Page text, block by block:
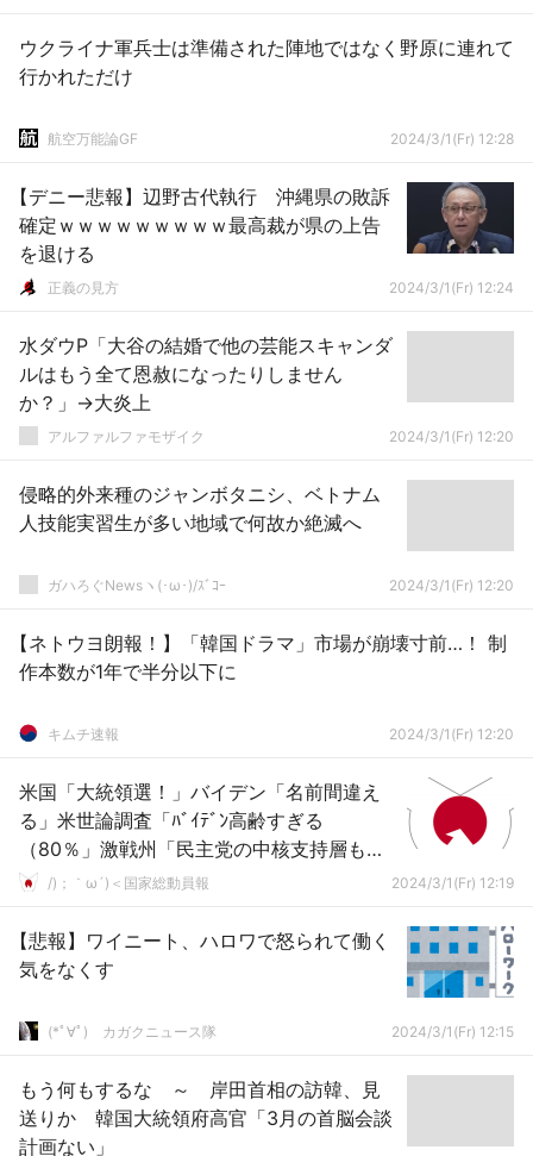
ウクライナ軍兵士は準備された陣地ではなく野原に連れて
行かれただけ
航空万能論GF 2024/3/1(Fr) 12:28
【デニー悲報】辺野古代執行 沖縄県の敗訴
確定ｗｗｗｗｗｗｗｗｗ最高裁が県の上告
を退ける
正義の見方 2024/3/1(Fr) 12:24
水ダウP「大谷の結婚で他の芸能スキャンダ
ルはもう全て恩赦になったりしません
か？」→大炎上
アルファルファモザイク 2024/3/1(Fr) 12:20
侵略的外来種のジャンボタニシ、ベトナム
人技能実習生が多い地域で何故か絶滅へ
ガハろぐNewsヽ(･ω･)/ｽﾞｺｰ 2024/3/1(Fr) 12:20
【ネトウヨ朗報！】「韓国ドラマ」市場が崩壊寸前…！ 制
作本数が1年で半分以下に
キムチ速報 2024/3/1(Fr) 12:20
米国「大統領選！」バイデン「名前間違え
る」米世論調査「ﾊﾞｲﾃﾞﾝ高齢すぎる
（80％」激戦州「民主党の中核支持層も高
齢不安！」オバマ嫁「後継指名で本選に登
/)；｀ω´)＜国家総動員報 2024/3/1(Fr) 12:19
【悲報】ワイニート、ハロワで怒られて働く
気をなくす
(*ﾟ∀ﾟ)ゞカガクニュース隊 2024/3/1(Fr) 12:15
もう何もするな ～ 岸田首相の訪韓、見
送りか 韓国大統領府高官「3月の首脳会談
計画ない」